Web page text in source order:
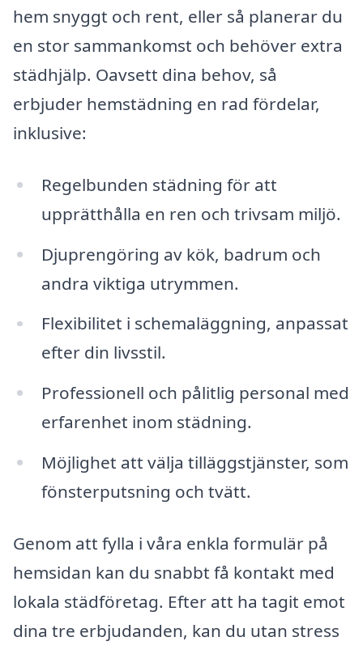
hem snyggt och rent, eller så planerar du
en stor sammankomst och behöver extra
städhjälp. Oavsett dina behov, så
erbjuder hemstädning en rad fördelar,
inklusive:
Regelbunden städning för att
upprätthålla en ren och trivsam miljö.
Djuprengöring av kök, badrum och
andra viktiga utrymmen.
Flexibilitet i schemaläggning, anpassat
efter din livsstil.
Professionell och pålitlig personal med
erfarenhet inom städning.
Möjlighet att välja tilläggstjänster, som
fönsterputsning och tvätt.
Genom att fylla i våra enkla formulär på
hemsidan kan du snabbt få kontakt med
lokala städföretag. Efter att ha tagit emot
dina tre erbjudanden, kan du utan stress